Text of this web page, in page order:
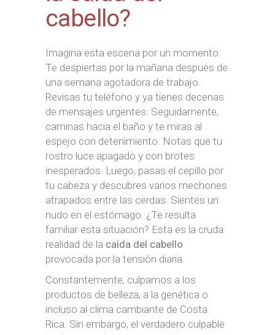
cabello?
Imagina esta escena por un momento.
Te despiertas por la mañana después de
una semana agotadora de trabajo.
Revisas tu teléfono y ya tienes decenas
de mensajes urgentes. Seguidamente,
caminas hacia el baño y te miras al
espejo con detenimiento. Notas que tu
rostro luce apagado y con brotes
inesperados. Luego, pasas el cepillo por
tu cabeza y descubres varios mechones
atrapados entre las cerdas. Sientes un
nudo en el estómago. ¿Te resulta
familiar esta situación? Esta es la cruda
realidad de la caída del cabello
provocada por la tensión diaria.
Constantemente, culpamos a los
productos de belleza, a la genética o
incluso al clima cambiante de Costa
Rica. Sin embargo, el verdadero culpable